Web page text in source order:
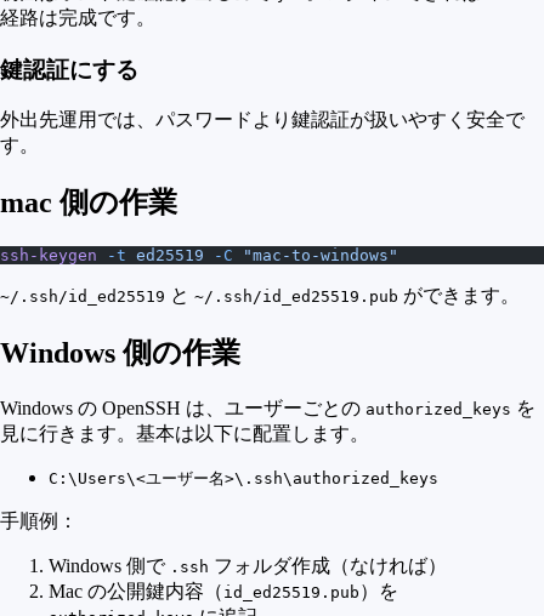
経路は完成です。
鍵認証にする
外出先運用では、パスワードより鍵認証が扱いやすく安全で
す。
mac 側の作業
ssh-keygen -t ed25519 -C "mac-to-windows"
~/.ssh/id_ed25519 と ~/.ssh/id_ed25519.pub ができます。
Windows 側の作業
Windows の OpenSSH は、ユーザーごとの authorized_keys を
見に行きます。基本は以下に配置します。
C:\Users\<ユーザー名>\.ssh\authorized_keys
手順例：
Windows 側で .ssh フォルダ作成（なければ）
Mac の公開鍵内容（ id_ed25519.pub ）を